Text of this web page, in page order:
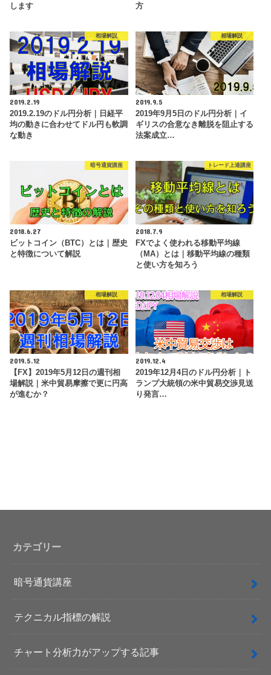
します
方
相場解説
2019.2.19
2019.2.19のドル円分析｜日経平
均の動きに合わせてドル円も軟調
な動き
相場解説
2019.9.5
2019年9月5日のドル円分析｜イ
ギリスの合意なき離脱を阻止する
法案成立…
暗号通貨講座
2018.6.27
ビットコイン（BTC）とは｜歴史
と特徴について解説
トレード上達講座
2018.7.9
FXでよく使われる移動平均線
（MA）とは｜移動平均線の種類
と使い方を知ろう
相場解説
2019.5.12
【FX】2019年5月12日の週刊相
場解説｜米中貿易摩擦で更に円高
が進むか？
相場解説
2019.12.4
2019年12月4日のドル円分析｜ト
ランプ大統領の米中貿易交渉見送
り発言…
カテゴリー
暗号通貨講座
テクニカル指標の解説
チャート分析力がアップする記事